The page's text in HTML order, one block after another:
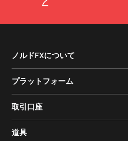
ノルドFXについて
プラットフォーム
取引口座
道具